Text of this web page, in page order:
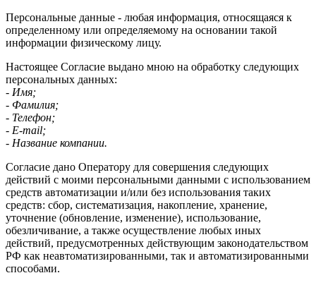
Персональные данные - любая информация, относящаяся к
определенному или определяемому на основании такой
информации физическому лицу.
Настоящее Согласие выдано мною на обработку следующих
персональных данных:
- Имя;
- Фамилия;
- Телефон;
- E-mail;
- Название компании.
Согласие дано Оператору для совершения следующих
действий с моими персональными данными с использованием
средств автоматизации и/или без использования таких
средств: сбор, систематизация, накопление, хранение,
уточнение (обновление, изменение), использование,
обезличивание, а также осуществление любых иных
действий, предусмотренных действующим законодательством
РФ как неавтоматизированными, так и автоматизированными
способами.